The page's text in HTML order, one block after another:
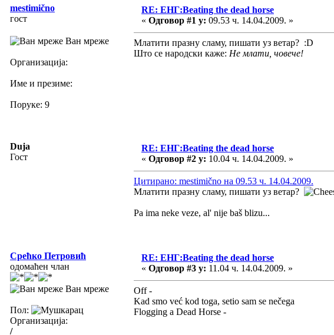
mestimično
гост
Ван мреже
Организација:
Име и презиме:
Поруке: 9
RE: ЕНГ:Beating the dead horse
« Одговор #1 у: 09.53 ч. 14.04.2009. »
Млатити празну сламу, пишати уз ветар? :D
Што се народски каже: Не млати, човече!
Duja
Гост
RE: ЕНГ:Beating the dead horse
« Одговор #2 у: 10.04 ч. 14.04.2009. »
Цитирано: mestimično на 09.53 ч. 14.04.2009.
Млатити празну сламу, пишати уз ветар?
Pa ima neke veze, al' nije baš blizu...
Срећко Петровић
одомаћен члан
Ван мреже
Пол:
Организација:
/
RE: ЕНГ:Beating the dead horse
« Одговор #3 у: 11.04 ч. 14.04.2009. »
Off -
Kad smo već kod toga, setio sam se nečega
Flogging a Dead Horse -